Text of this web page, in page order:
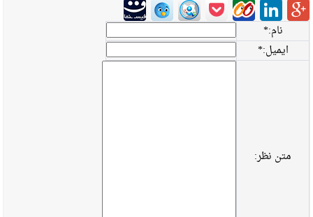
نام:*
ایمیل:*
متن نظر: